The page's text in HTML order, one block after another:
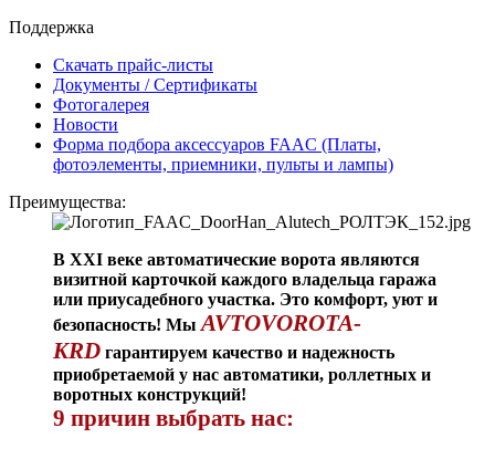
Поддержка
Скачать прайс-листы
Документы / Сертификаты
Фотогалерея
Новости
Форма подбора аксессуаров FAAC (Платы,
фотоэлементы, приемники, пульты и лампы)
Преимущества:
В XXI веке автоматические ворота являются
визитной карточкой каждого владельца гаража
или приусадебного участка. Это комфорт, уют и
безопасность! Мы AVTOVOROTA-
KRD гарантируем качество и надежность
приобретаемой у нас автоматики, роллетных и
воротных конструкций!
9 причин выбрать нас: